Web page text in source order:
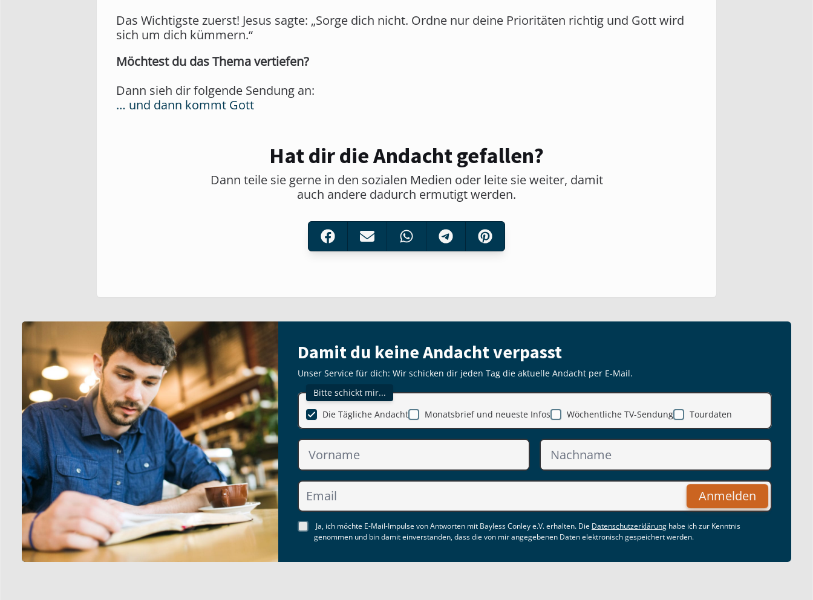
Das Wichtigste zuerst! Jesus sagte: „Sorge dich nicht. Ordne nur deine Prioritäten richtig und Gott wird
sich um dich kümmern.“
Möchtest du das Thema vertiefen?
Dann sieh dir folgende Sendung an:
… und dann kommt Gott
Hat dir die Andacht gefallen?
Dann teile sie gerne in den sozialen Medien oder leite sie weiter, damit
auch andere dadurch ermutigt werden.
Damit du keine Andacht verpasst
Unser Service für dich: Wir schicken dir jeden Tag die aktuelle Andacht per E-Mail.
Bitte schickt mir...
Monatsbrief und neueste Infos
Die Tägliche Andacht Wöchentliche TV-Sendung Tourdaten
Anmelden
Ja, ich möchte E-Mail-Impulse von Antworten mit Bayless Conley e.V. erhalten. Die Datenschutzerklärung habe ich zur Kenntnis
genommen und bin damit einverstanden, dass die von mir angegebenen Daten elektronisch gespeichert werden.